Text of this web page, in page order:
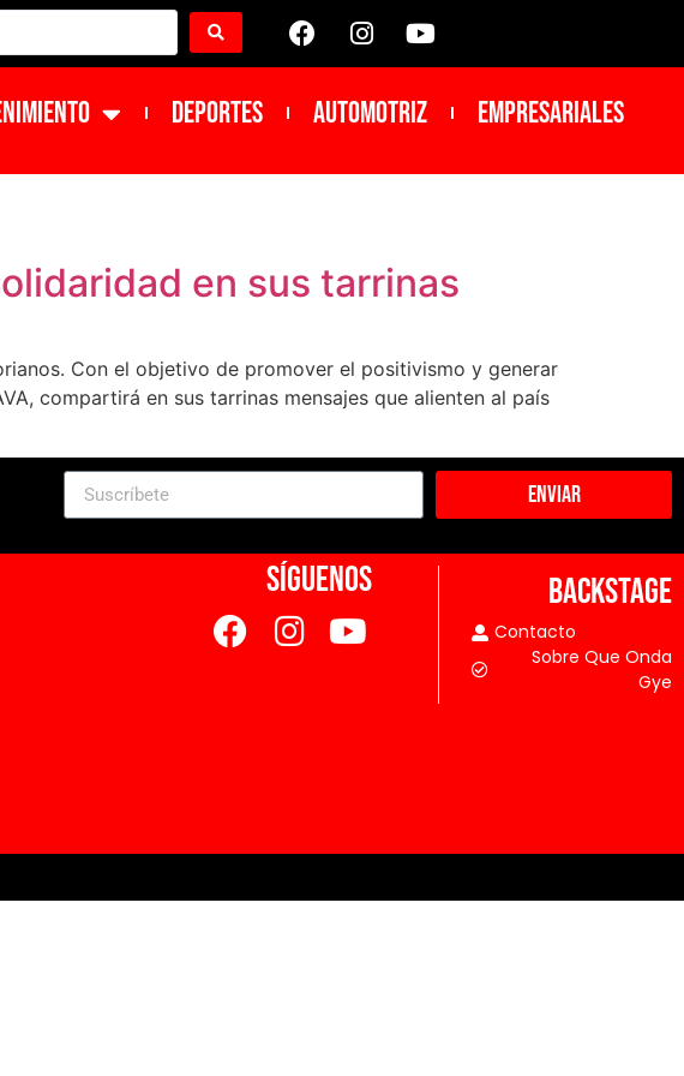
DEPORTES Automotriz Empresariales
en sus tarrinas
Con el objetivo de promover el positivismo y generar
compartirá en sus tarrinas mensajes que alienten al país
Enviar
SÍGUENOS BACKSTAGE
Contacto
Sobre Que Onda
Gye